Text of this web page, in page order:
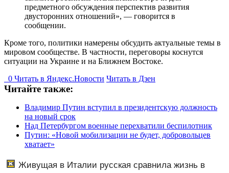
предметного обсуждения перспектив развития
двусторонних отношений», — говорится в
сообщении.
Кроме того, политики намерены обсудить актуальные темы в
мировом сообществе. В частности, переговоры коснутся
ситуации на Украине и на Ближнем Востоке.
0 Читать в Яндекс.Новости Читать в Дзен
Читайте также:
Владимир Путин вступил в президентскую должность
на новый срок
Над Петербургом военные перехватили беспилотник
Путин: «Новой мобилизации не будет, добровольцев
хватает»
Живущая в Италии русская сравнила жизнь в